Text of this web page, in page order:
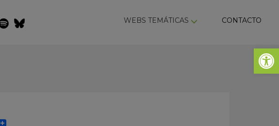
Abrir
Spotify
Bluesky WEBS TEMÁTICAS CONTACTO